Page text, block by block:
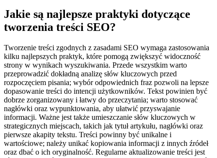
Jakie są najlepsze praktyki dotyczące
tworzenia treści SEO?
Tworzenie treści zgodnych z zasadami SEO wymaga zastosowania
kilku najlepszych praktyk, które pomogą zwiększyć widoczność
strony w wynikach wyszukiwania. Przede wszystkim warto
przeprowadzić dokładną analizę słów kluczowych przed
rozpoczęciem pisania; wybór odpowiednich fraz pozwoli na lepsze
dopasowanie treści do intencji użytkowników. Tekst powinien być
dobrze zorganizowany i łatwy do przeczytania; warto stosować
nagłówki oraz wypunktowania, aby ułatwić przyswajanie
informacji. Ważne jest także umieszczanie słów kluczowych w
strategicznych miejscach, takich jak tytuł artykułu, nagłówki oraz
pierwsze akapity tekstu. Treści powinny być unikalne i
wartościowe; należy unikać kopiowania informacji z innych źródeł
oraz dbać o ich oryginalność. Regularne aktualizowanie treści jest